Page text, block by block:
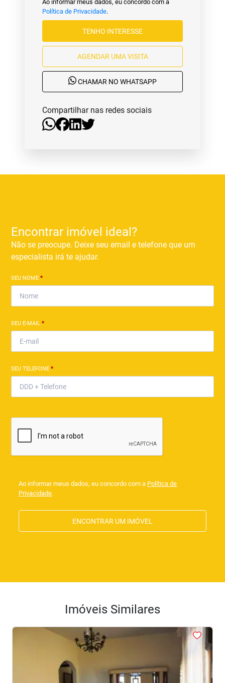
Ao informar meus dados, eu concordo com a
Política de Privacidade.
TENHO INTERESSE
AGENDAR UMA VISITA
CHAMAR NO WHATSAPP
Compartilhar nas redes sociais
Encontrar imóvel ideal?
Não se preocupe. Deixe seu email e telefone que um
especialista irá te ajudar.
SEU NOME*
SEU E-MAIL*
SEU TELEFONE*
Ao informar meus dados, eu concordo com a Política de
Privacidade.
ENCONTRAR UM IMÓVEL
Imóveis Similares